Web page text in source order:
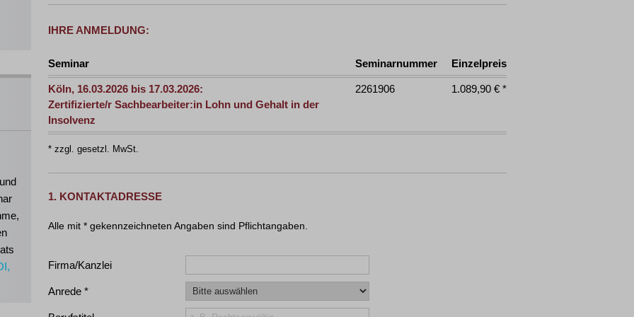
IHRE ANMELDUNG:
Seminar Seminarnummer Einzelpreis
Köln, 16.03.2026 bis 17.03.2026:
Zertifizierte/r Sachbearbeiter:in Lohn und Gehalt in der
Insolvenz
2261906 1.089,90 € *
* zzgl. gesetzl. MwSt.
1. KONTAKTADRESSE
Firma/Kanzlei
Anrede